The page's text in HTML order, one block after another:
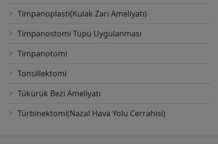
Timpanoplasti(Kulak Zarı Ameliyatı)
Timpanostomi Tüpü Uygulanması
Timpanotomi
Tonsillektomi
Tükürük Bezi Ameliyatı
Türbinektomi(Nazal Hava Yolu Cerrahisi)